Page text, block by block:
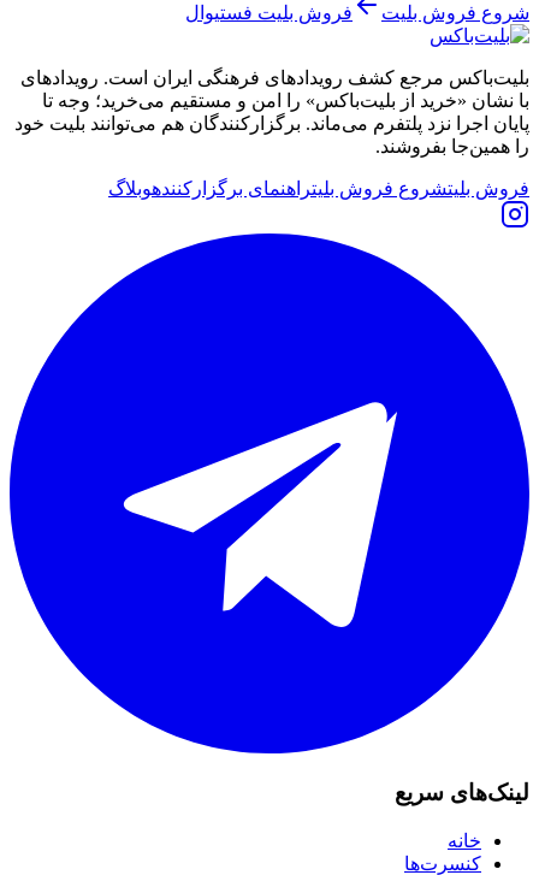
شروع فروش بلیت فروش بلیت فستیوال
بلیت‌باکس مرجع کشف رویدادهای فرهنگی ایران است. رویدادهای
با نشان «خرید از بلیت‌باکس» را امن و مستقیم می‌خرید؛ وجه تا
پایان اجرا نزد پلتفرم می‌ماند. برگزارکنندگان هم می‌توانند بلیت خود
را همین‌جا بفروشند.
فروش بلیتشروع فروش بلیتراهنمای برگزارکنندهوبلاگ
لینک‌های سریع
خانه
کنسرت‌ها